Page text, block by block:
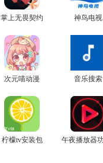
掌上无畏契约 神鸟电视
次元喵动漫 音乐搜索
柠檬tv安装包